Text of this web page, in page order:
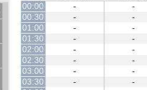
00:00 -
-
00:30
-
-
01:00
-
-
01:30
-
-
02:00
-
-
02:30
-
-
03:00
-
-
03:30
-
-